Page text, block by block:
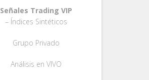
Señales Trading VIP
– Índices Sintéticos
Grupo Privado
Análisis en VIVO